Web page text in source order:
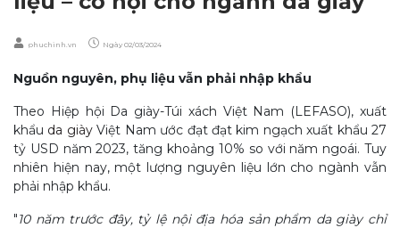
phuchinh.vn Ngày 02/03/2024
Nguồn nguyên, phụ liệu vẫn phải nhập khẩu
Theo Hiệp hội Da giày-Túi xách Việt Nam (LEFASO), xuất
khẩu da giàyViệt Nam ước đạt đạt kim ngạch xuất khẩu 27
tỷ USD năm 2023, tăng khoảng 10% so với năm ngoái. Tuy
nhiên hiện nay, một lượng nguyên liệu lớn cho ngành vẫn
phải nhập khẩu.
"10 năm trước đây, tỷ lệ nội địa hóa sản phẩm da giày chỉ